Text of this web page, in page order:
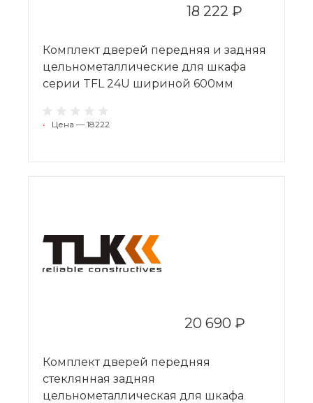
18 222 ₽
Комплект дверей передняя и задняя
цельнометаллические для шкафа
серии TFL 24U шириной 600мм
• Цена — 18222
20 690 ₽
Комплект дверей передняя
стеклянная задняя
цельнометаллическая для шкафа